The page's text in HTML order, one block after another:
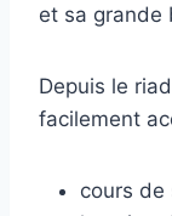
et sa grande
Depuis le
facilement
cours de